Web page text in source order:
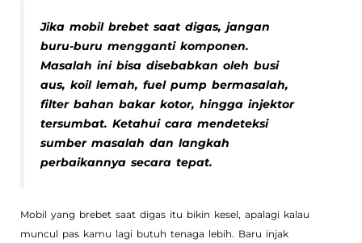
Jika mobil brebet saat digas, jangan
buru-buru mengganti komponen.
Masalah ini bisa disebabkan oleh busi
aus, koil lemah, fuel pump bermasalah,
filter bahan bakar kotor, hingga injektor
tersumbat. Ketahui cara mendeteksi
sumber masalah dan langkah
perbaikannya secara tepat.
Mobil yang brebet saat digas itu bikin kesel, apalagi kalau
muncul pas kamu lagi butuh tenaga lebih. Baru injak